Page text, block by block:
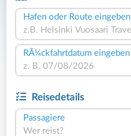
Hafen oder Route eingeben
RÃ¼ckfahrtdatum eingeben
Reisedetails
Passagiere
Wer reist?